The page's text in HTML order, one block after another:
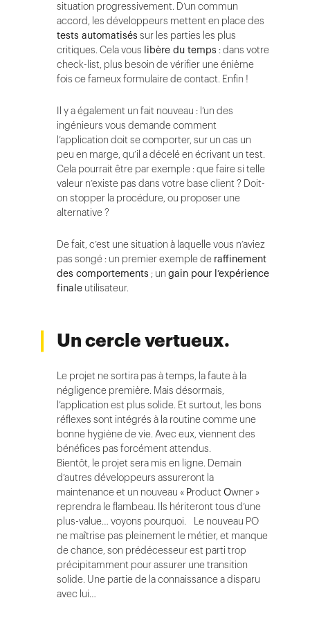
situation progressivement. D’un commun
accord, les développeurs mettent en place des
tests automatisés sur les parties les plus
critiques. Cela vous libère du temps : dans votre
check-list, plus besoin de vérifier une énième
fois ce fameux formulaire de contact. Enfin !
Il y a également un fait nouveau : l’un des
ingénieurs vous demande comment
l’application doit se comporter, sur un cas un
peu en marge, qu’il a décelé en écrivant un test.
Cela pourrait être par exemple : que faire si telle
valeur n’existe pas dans votre base client ? Doit-
on stopper la procédure, ou proposer une
alternative ?
De fait, c’est une situation à laquelle vous n’aviez
pas songé : un premier exemple de raffinement
des comportements ; un gain pour l’expérience
finale utilisateur.
Un cercle vertueux.
Le projet ne sortira pas à temps, la faute à la
négligence première. Mais désormais,
l’application est plus solide. Et surtout, les bons
réflexes sont intégrés à la routine comme une
bonne hygiène de vie. Avec eux, viennent des
bénéfices pas forcément attendus.
Bientôt, le projet sera mis en ligne. Demain
d’autres développeurs assureront la
maintenance et un nouveau « ProductOwner »
reprendra le flambeau. Ils hériteront tous d’une
plus-value… voyons pourquoi. Le nouveau PO
ne maîtrise pas pleinement le métier, et manque
de chance, son prédécesseur est parti trop
précipitamment pour assurer une transition
solide. Une partie de la connaissance a disparu
avec lui…